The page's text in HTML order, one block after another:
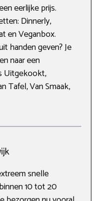
eerlijke prijs.
Dinnerly,
en Veganbox.
handen geven? Je
naar een
Uitgekookt,
Tafel, Van Smaak,
snelle
10 tot 20